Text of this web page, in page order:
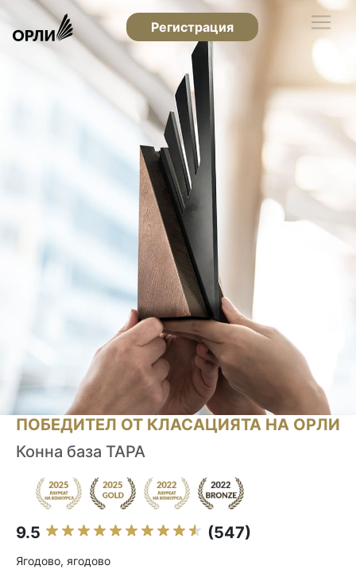
Регистрация
ПОБЕДИТЕЛ ОТ КЛАСАЦИЯТА НА ОРЛИ
Конна база ТАРА
9.5 (547)
Ягодово, ягодово